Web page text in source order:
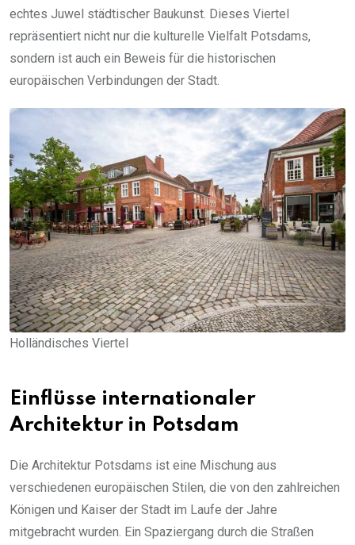
echtes Juwel städtischer Baukunst. Dieses Viertel
repräsentiert nicht nur die kulturelle Vielfalt Potsdams,
sondern ist auch ein Beweis für die historischen
europäischen Verbindungen der Stadt.
Holländisches Viertel
Einflüsse internationaler
Architektur in Potsdam
Die Architektur Potsdams ist eine Mischung aus
verschiedenen europäischen Stilen, die von den zahlreichen
Königen und Kaiser der Stadt im Laufe der Jahre
mitgebracht wurden. Ein Spaziergang durch die Straßen